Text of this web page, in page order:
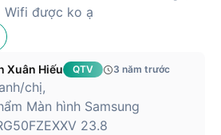
được ko ạ
Xuân Hiếu QTV 3 năm trước
chị,
Màn hình Samsung
23.8